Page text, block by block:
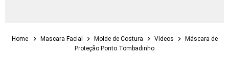
Home Mascara Facial Molde de Costura Vídeos
Máscara de
Proteção Ponto Tombadinho